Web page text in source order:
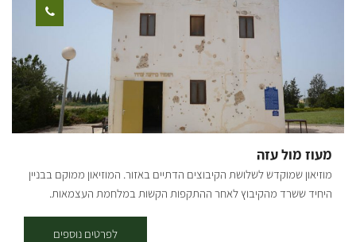
מעוז מול עזה
מוזיאון שמוקדש לשלושת הקיבוצים הדתיים באזור. המוזיאון ממוקם בבניין
היחיד ששרד מהקיבוץ לאחר ההתקפות הקשות במלחמת העצמאות.
העצמאות: בארות יצחק, כפר דרום וסעד. בית הביטחון הישן של קבוץ סעד,
לפרטים נוספים